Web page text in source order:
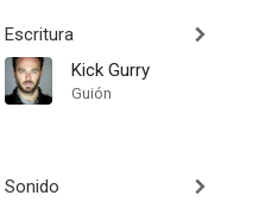
Escritura
Kick Gurry
Guión
Sonido